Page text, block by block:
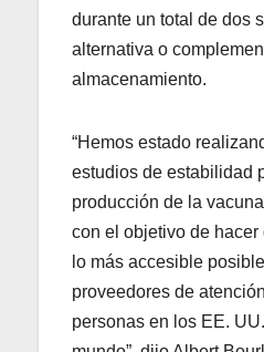
durante un total de dos
alternativa o
almacenamiento.
“Hemos estado
estudios de estabilidad
producción de la
con el objetivo de
lo más accesible
proveedores de
personas en los EE.